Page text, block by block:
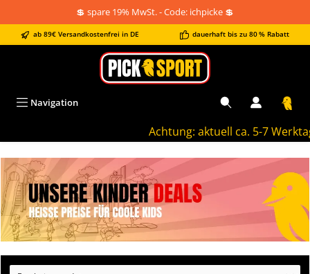
💲 spare 19% MwSt. - Code: ichpicke 💲
ab 89€ Versandkostenfrei in DE dauerhaft bis zu 80 % Rabatt
Achtung: aktuell ca. 5-7 Werktage
Navigation
Bildergalerie überspringen